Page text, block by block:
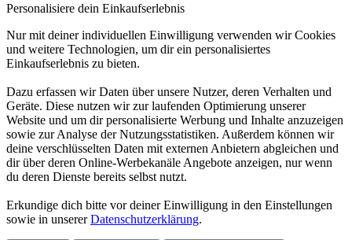
Personalisiere dein Einkaufserlebnis
Nur mit deiner individuellen Einwilligung verwenden wir Cookies
und weitere Technologien, um dir ein personalisiertes
Einkaufserlebnis zu bieten.
Dazu erfassen wir Daten über unsere Nutzer, deren Verhalten und
Geräte. Diese nutzen wir zur laufenden Optimierung unserer
Website und um dir personalisierte Werbung und Inhalte anzuzeigen
sowie zur Analyse der Nutzungsstatistiken. Außerdem können wir
deine verschlüsselten Daten mit externen Anbietern abgleichen und
dir über deren Online-Werbekanäle Angebote anzeigen, nur wenn
du deren Dienste bereits selbst nutzt.
Erkundige dich bitte vor deiner Einwilligung in den Einstellungen
sowie in unsererDatenschutzerklärung.